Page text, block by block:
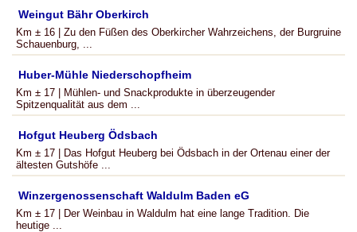
Weingut Bähr Oberkirch
Km ± 16 | Zu den Füßen des Oberkircher Wahrzeichens, der Burgruine
Schauenburg, ...
Huber-Mühle Niederschopfheim
Km ± 17 | Mühlen- und Snackprodukte in überzeugender
Spitzenqualität aus dem ...
Hofgut Heuberg Ödsbach
Km ± 17 | Das Hofgut Heuberg bei Ödsbach in der Ortenau einer der
ältesten Gutshöfe ...
Winzergenossenschaft Waldulm Baden eG
Km ± 17 | Der Weinbau in Waldulm hat eine lange Tradition. Die
heutige ...